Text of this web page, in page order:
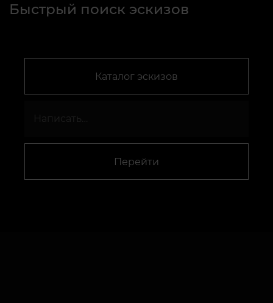
Быстрый поиск эскизов
Каталог эскизов
Перейти